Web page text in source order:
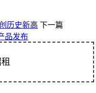
历史新高 下一篇
品发布